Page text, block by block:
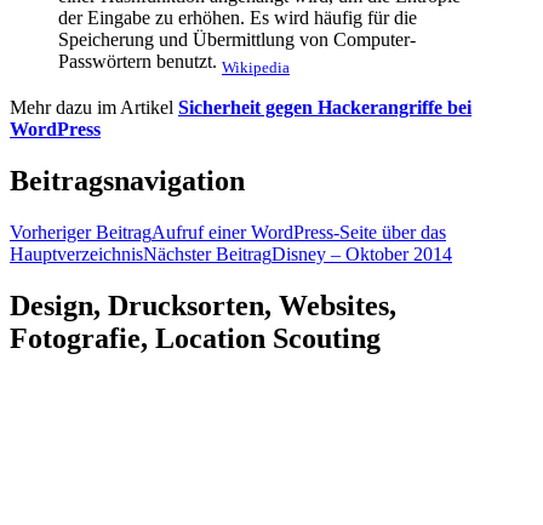
der Eingabe zu erhöhen. Es wird häufig für die
Speicherung und Übermittlung von Computer-
Passwörtern benutzt. Wikipedia
Mehr dazu im Artikel Sicherheit gegen Hackerangriffe bei
WordPress
Beitragsnavigation
Vorheriger BeitragAufruf einer WordPress-Seite über das
HauptverzeichnisNächster BeitragDisney – Oktober 2014
Design, Drucksorten, Websites,
Fotografie, Location Scouting